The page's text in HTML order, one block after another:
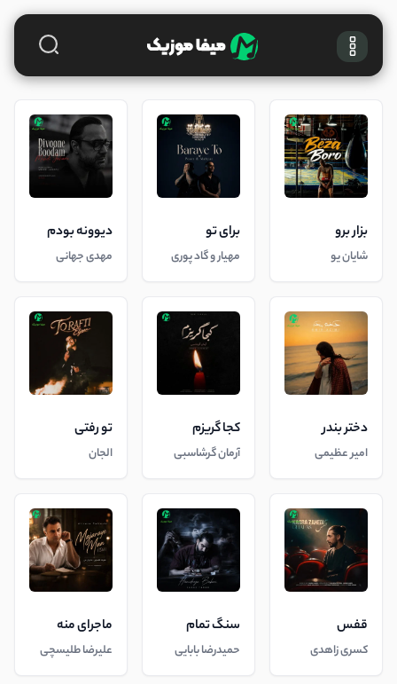
بزار برو
شایان یو
برای تو
مهیار و گاد پوری
دیوونه بودم
مهدی جهانی
دختر بندر
امیر عظیمی
کجا گریزم
آرمان گرشاسبی
تو رفتی
الجان
قفس
کسری زاهدی
سنگ تمام
حمیدرضا بابایی
ماجرای منه
علیرضا طلیسچی